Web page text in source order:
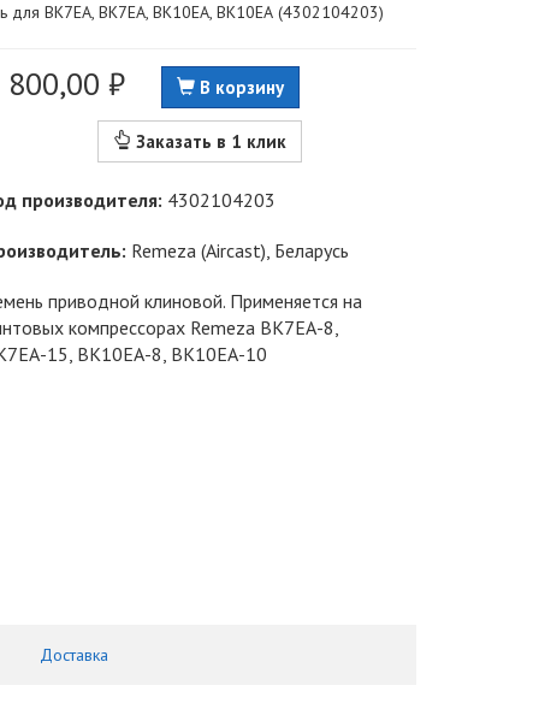
для ВК7ЕА, ВК7ЕА, ВК10ЕА, ВК10ЕА (4302104203)
800,00 ₽ В корзину
Заказать в 1 клик
производителя: 4302104203
Remeza (Aircast), Беларусь
приводной клиновой. Применяется на
компрессорах Remeza ВК7ЕА-8,
15, ВК10ЕА-8, ВК10ЕА-10
Доставка